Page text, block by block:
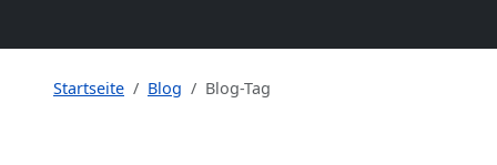
Startseite Blog Blog-Tag